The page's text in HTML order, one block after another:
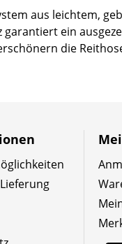
aus leichtem,
ein
die